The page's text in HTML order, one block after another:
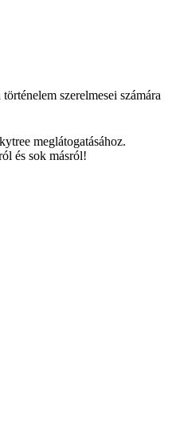
szerelmesei számára
meglátogatásához.
és sok másról!